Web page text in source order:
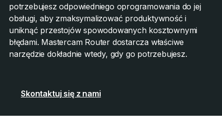
potrzebujesz odpowiedniego oprogramowania do jej
obsługi, aby zmaksymalizować produktywność i
uniknąć przestojów spowodowanych kosztownymi
błędami. Mastercam Router dostarcza właściwe
narzędzie dokładnie wtedy, gdy go potrzebujesz.
Skontaktuj się z nami